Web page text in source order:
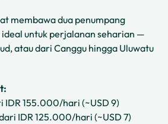
membawa dua penumpang
untuk perjalanan seharian —
atau dari Canggu hingga Uluwatu
IDR 155.000/hari (~USD 9)
IDR 125.000/hari (~USD 7)